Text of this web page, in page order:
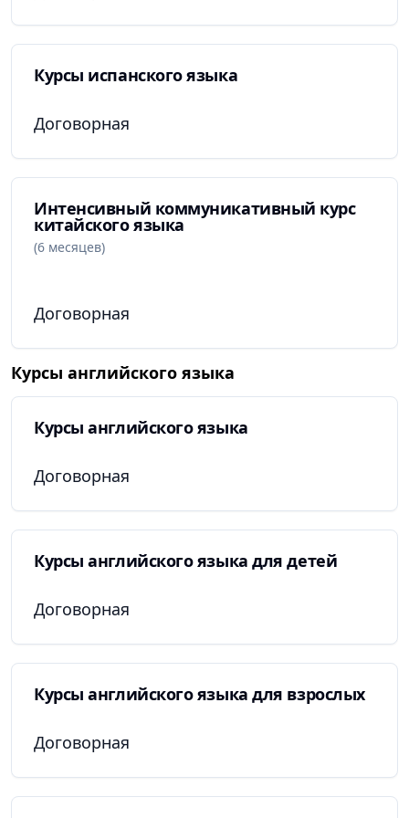
Курсы испанского языка
Договорная
Интенсивный коммуникативный курс
китайского языка
(6 месяцев)
Договорная
Курсы английского языка
Курсы английского языка
Договорная
Курсы английского языка для детей
Договорная
Курсы английского языка для взрослых
Договорная